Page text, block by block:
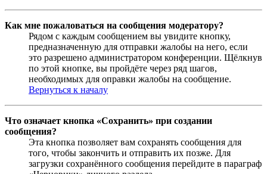
Как мне пожаловаться на сообщения модератору?
Рядом с каждым сообщением вы увидите кнопку,
предназначенную для отправки жалобы на него, если
это разрешено администратором конференции. Щёлкнув
по этой кнопке, вы пройдёте через ряд шагов,
необходимых для оправки жалобы на сообщение.
Вернуться к началу
Что означает кнопка «Сохранить» при создании
сообщения?
Эта кнопка позволяет вам сохранять сообщения для
того, чтобы закончить и отправить их позже. Для
загрузки сохранённого сообщения перейдите в параграф